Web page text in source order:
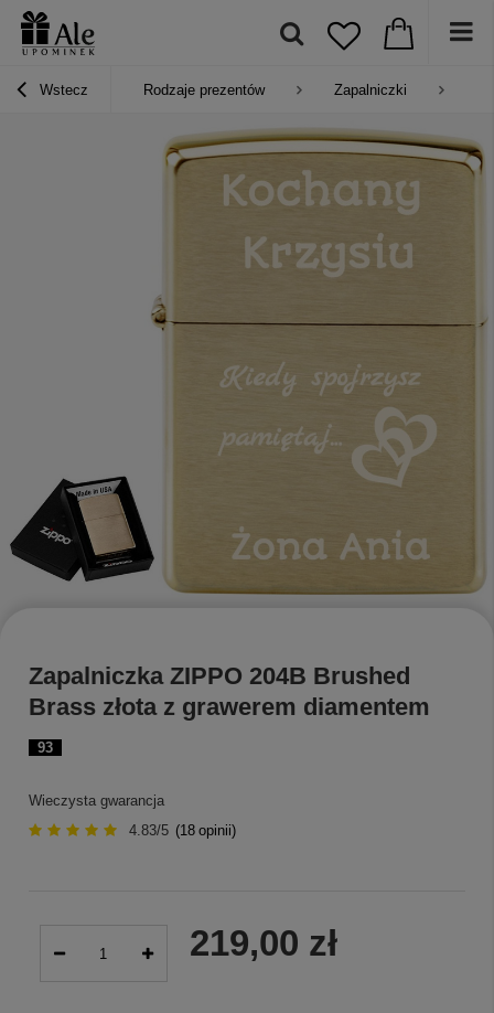
Wstecz Rodzaje prezentów Zapalniczki
93
Zapalniczka ZIPPO 204B Brushed
Brass złota z grawerem diamentem
Wieczysta gwarancja
4.83/5 (18 opinii)
219,00 zł